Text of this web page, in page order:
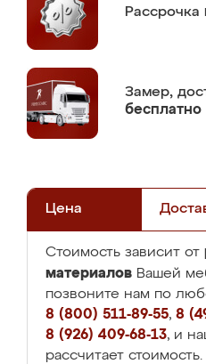
Рассрочка
Замер,
бесплатно
Цена
Стоимость зависит от
материалов Вашей
позвоните нам по
8 (800) 511-89-55, 8
8 (926) 409-68-13, и
рассчитает стоимость.